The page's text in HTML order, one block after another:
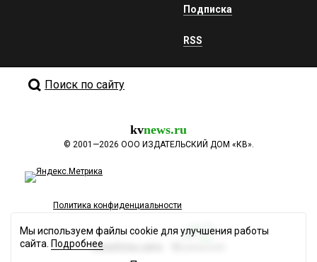
Подписка
RSS
Поиск по сайту
kvnews.ru
© 2001—2026 ООО ИЗДАТЕЛЬСКИЙ ДОМ «КВ».
Политика конфиденциальности
Разработка сайта
Мы используем файлы cookie для улучшения работы
сайта. Подробнее